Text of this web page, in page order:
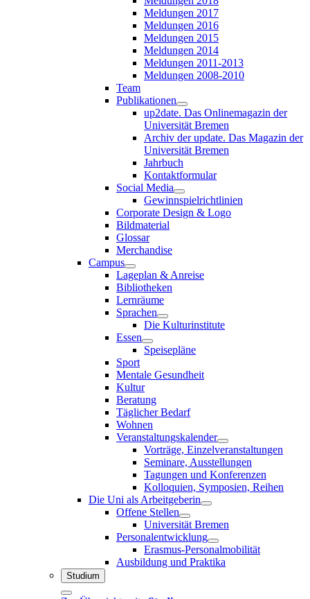
Meldungen 2017
Meldungen 2016
Meldungen 2015
Meldungen 2014
Meldungen 2011-2013
Meldungen 2008-2010
Team
Publikationen
up2date. Das Onlinemagazin der
Universität Bremen
Archiv der update. Das Magazin der
Universität Bremen
Jahrbuch
Kontaktformular
Social Media
Gewinnspielrichtlinien
Corporate Design & Logo
Bildmaterial
Glossar
Merchandise
Campus
Lageplan & Anreise
Bibliotheken
Lernräume
Sprachen
Die Kulturinstitute
Essen
Speisepläne
Sport
Mentale Gesundheit
Kultur
Beratung
Täglicher Bedarf
Wohnen
Veranstaltungskalender
Vorträge, Einzelveranstaltungen
Seminare, Ausstellungen
Tagungen und Konferenzen
Kolloquien, Symposien, Reihen
Die Uni als Arbeitgeberin
Offene Stellen
Universität Bremen
Personalentwicklung
Erasmus-Personalmobilität
Ausbildung und Praktika
Studium